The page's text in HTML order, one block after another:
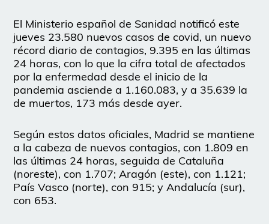
El Ministerio español de Sanidad notificó este
jueves 23.580 nuevos casos de covid, un nuevo
récord diario de contagios, 9.395 en las últimas
24 horas, con lo que la cifra total de afectados
por la enfermedad desde el inicio de la
pandemia asciende a 1.160.083, y a 35.639 la
de muertos, 173 más desde ayer.
Según estos datos oficiales, Madrid se mantiene
a la cabeza de nuevos contagios, con 1.809 en
las últimas 24 horas, seguida de Cataluña
(noreste), con 1.707; Aragón (este), con 1.121;
País Vasco (norte), con 915; y Andalucía (sur),
con 653.